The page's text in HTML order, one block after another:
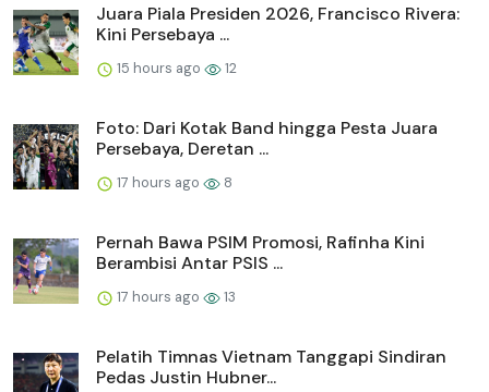
Juara Piala Presiden 2026, Francisco Rivera:
Kini Persebaya ...
15 hours ago 12
Foto: Dari Kotak Band hingga Pesta Juara
Persebaya, Deretan ...
17 hours ago 8
Pernah Bawa PSIM Promosi, Rafinha Kini
Berambisi Antar PSIS ...
17 hours ago 13
Pelatih Timnas Vietnam Tanggapi Sindiran
Pedas Justin Hubner...